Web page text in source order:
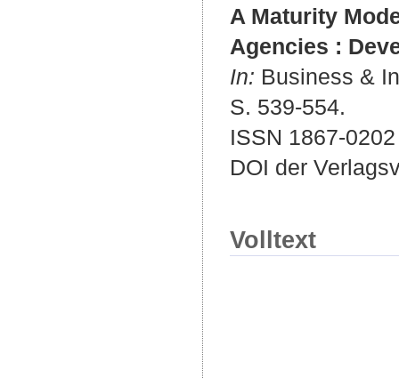
A Maturity
Agencies :
In: Business &
S. 539-554.
ISSN 1867-0202
DOI der
Volltext